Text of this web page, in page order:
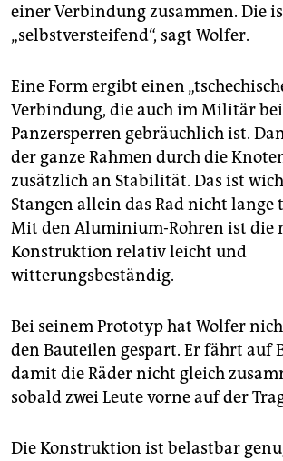
einer Verbindung zusammen. Die
„selbstversteifend“, sagt Wolfer.
Eine Form ergibt einen
Verbindung, die auch im Militär bei
Panzersperren gebräuchlich ist.
der ganze Rahmen durch die
zusätzlich an Stabilität. Das ist
Stangen allein das Rad nicht lange
Mit den Aluminium-Rohren ist die
Konstruktion relativ leicht und
witterungsbeständig.
Bei seinem Prototyp hat Wolfer
den Bauteilen gespart. Er fährt auf
damit die Räder nicht gleich
sobald zwei Leute vorne auf der
Die Konstruktion ist belastbar